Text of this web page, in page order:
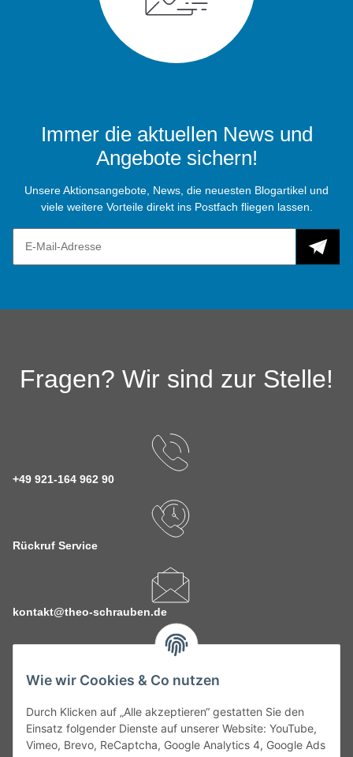
Wie wir Cookies & Co nutzen
Durch Klicken auf „Alle akzeptieren“ gestatten Sie den
Einsatz folgender Dienste auf unserer Website: YouTube,
Vimeo, Brevo, ReCaptcha, Google Analytics 4, Google Ads
Immer die aktuellen News und
Angebote sichern!
Unsere Aktionsangebote, News, die neuesten Blogartikel und
viele weitere Vorteile direkt ins Postfach fliegen lassen.
Fragen? Wir sind zur Stelle!
+49 921-164 962 90
Rückruf Service
kontakt@theo-schrauben.de
Service